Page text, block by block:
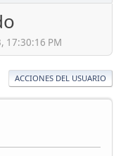
17:30:16 PM
ACCIONES DEL USUARIO